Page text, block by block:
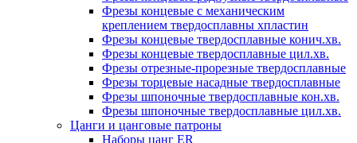
Фрезы концевые с механическим
креплением твердосплавны хпластин
Фрезы концевые твердосплавные конич.хв.
Фрезы концевые твердосплавные цил.хв.
Фрезы отрезные-прорезные твердосплавные
Фрезы торцевые насадные твердосплавные
Фрезы шпоночные твердосплавные кон.хв.
Фрезы шпоночные твердосплавные цил.хв.
Цанги и цанговые патроны
Наборы цанг ER